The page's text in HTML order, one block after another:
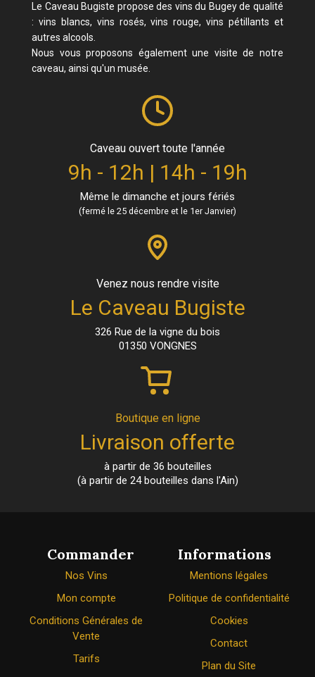
Le Caveau Bugiste propose des vins du Bugey de qualité
: vins blancs, vins rosés, vins rouge, vins pétillants et
autres alcools.
Nous vous proposons également une visite de notre
caveau, ainsi qu'un musée.
Caveau ouvert toute l'année
9h - 12h | 14h - 19h
Même le dimanche et jours fériés
(fermé le 25 décembre et le 1er Janvier)
Venez nous rendre visite
Le Caveau Bugiste
326 Rue de la vigne du bois
01350 VONGNES
Boutique en ligne
Livraison offerte
à partir de 36 bouteilles
(à partir de 24 bouteilles dans l'Ain)
Commander
Nos Vins
Mon compte
Conditions Générales de
Vente
Tarifs
Informations
Mentions légales
Politique de confidentialité
Cookies
Contact
Plan du Site